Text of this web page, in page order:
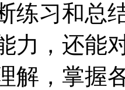
练习和总
力，还能
解，掌握